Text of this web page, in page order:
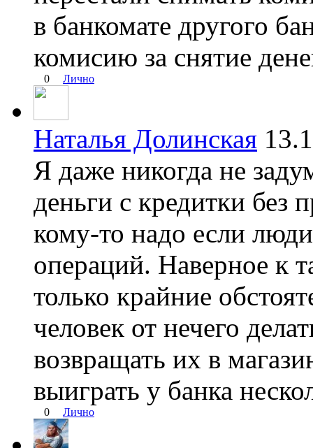
в банкомате другого
комисию за снятие
0 Лично
Наталья Долинская
Я даже никогда не
деньги с кредитки без
кому-то надо если
операций. Наверное к
только крайние
человек от нечего
возвращать их в
выиграть у банка
0 Лично